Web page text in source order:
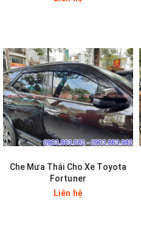
Che Mưa Thái Cho Xe Toyota
Fortuner
Liên hệ